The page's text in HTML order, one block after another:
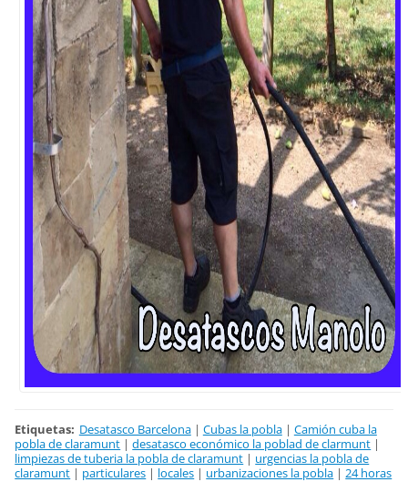
Etiquetas: Desatasco Barcelona | Cubas la pobla | Camión cuba la
pobla de claramunt | desatasco económico la poblad de clarmunt |
limpiezas de tuberia la pobla de claramunt | urgencias la pobla de
claramunt | particulares | locales | urbanizaciones la pobla | 24 horas